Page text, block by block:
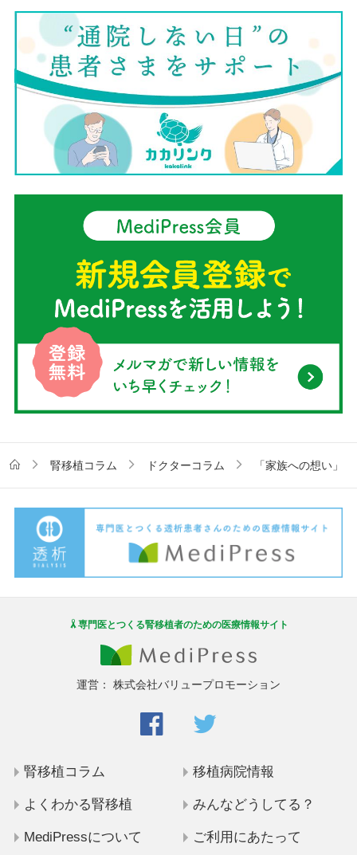
腎移植コラム ドクターコラム 「家族への想い」
専門医とつくる腎移植者のための医療情報サイト
運営： 株式会社バリュープロモーション
腎移植コラム 移植病院情報
よくわかる腎移植 みんなどうしてる？
MediPressについて ご利用にあたって